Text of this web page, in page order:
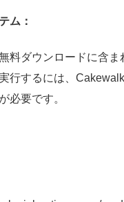
ム：
料ダウンロードに含ま
行するには、
必要です。